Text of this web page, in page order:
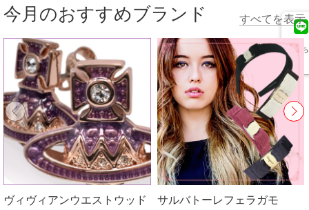
友だち
追加
今月のおすすめブランド すべてを表示
ヴィヴィアンウエストウッド サルバトーレフェラガモ